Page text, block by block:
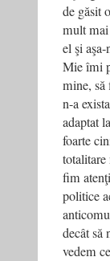
de găsit
mult mai
el şi
Mie îmi
mine, să
n-a
adaptat
foarte
totalitare
fim
politice
decât să
vedem